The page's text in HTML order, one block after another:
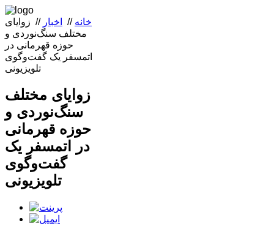
خانه // اخبار // زوایای
مختلف سنگ‌نوردی و
حوزه قهرمانی در
اتمسفر یک گفت‌وگوی
تلویزیونی
زوایای مختلف
سنگ‌نوردی و
حوزه قهرمانی
در اتمسفر یک
گفت‌وگوی
تلویزیونی